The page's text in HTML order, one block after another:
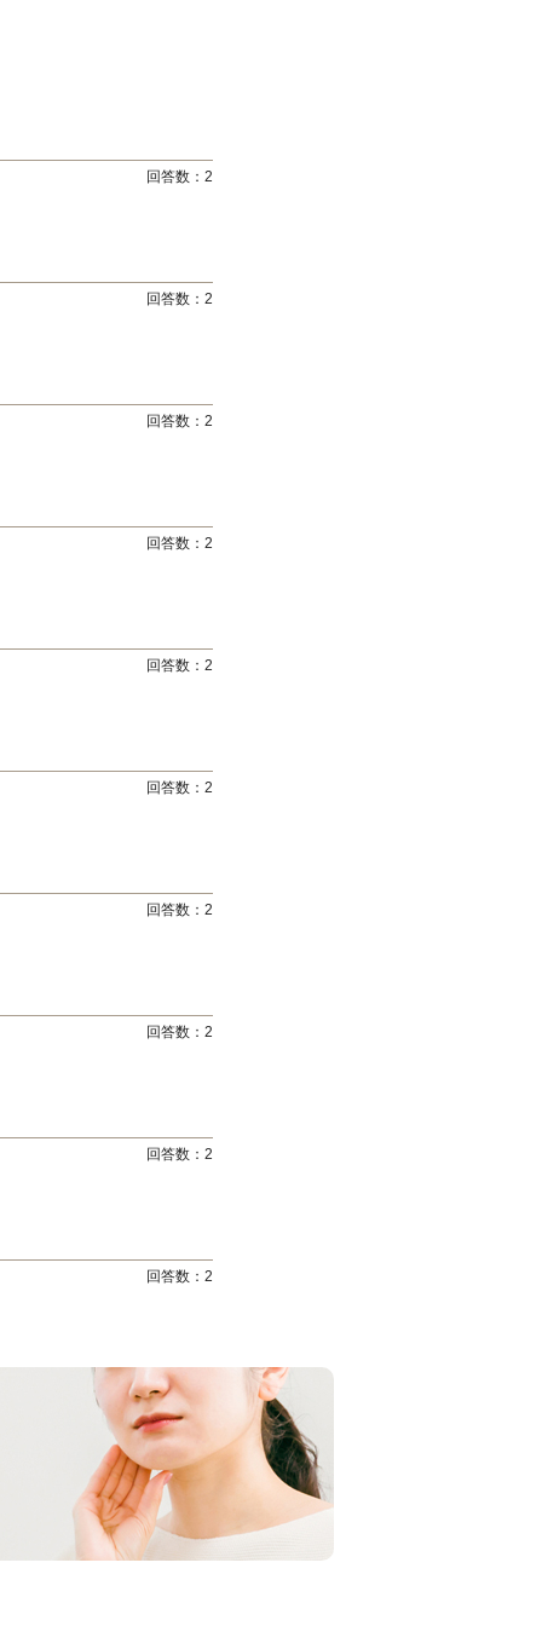
回答数： 2
回答数： 2
回答数： 2
回答数： 2
回答数： 2
回答数： 2
回答数： 2
回答数： 2
回答数： 2
回答数： 2